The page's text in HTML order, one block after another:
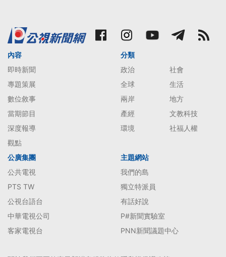
內容
即時新聞
專題策展
數位敘事
當期節目
深度報導
觀點
分類
政治
社會
全球
生活
兩岸
地方
產經
文教科技
環境
社福人權
公廣集團
公共電視
PTS TW
公視台語台
中華電視公司
客家電視台
主題網站
我們的島
獨立特派員
有話好說
P#新聞實驗室
PNN新聞議題中心